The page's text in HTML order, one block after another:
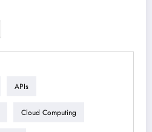
APIs
Cloud Computing